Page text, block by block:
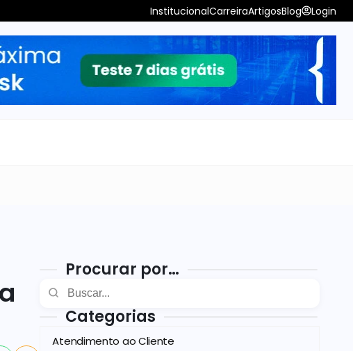
InstitucionalCarreiraArtigosBlog Login
Procurar por…
Categorias
Atendimento ao Cliente